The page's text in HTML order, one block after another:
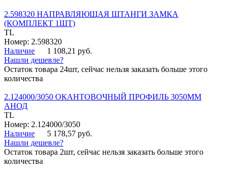
2.598320 НАПРАВЛЯЮЩАЯ ШТАНГИ ЗАМКА
(КОМПЛЕКТ 1ШТ)
TL
Номер: 2.598320
Наличие
1 108,21 руб.
Нашли дешевле?
Остаток товара 24шт, сейчас нельзя заказать больше этого
количества
2.124000/3050 ОКАНТОВОЧНЫЙ ПРОФИЛЬ 3050ММ
АНОД
TL
Номер: 2.124000/3050
Наличие
5 178,57 руб.
Нашли дешевле?
Остаток товара 2шт, сейчас нельзя заказать больше этого
количества